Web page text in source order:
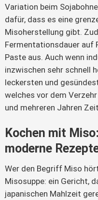
Variation beim
dafür, dass es eine
Misoherstellung gibt.
Fermentationsdauer auf
Paste aus. Auch wenn
inzwischen sehr schnell
leckersten und
welches vor dem
und mehreren Jahren
Kochen mit
moderne
Wer den Begriff Miso
Misosuppe: ein Gericht,
japanischen Mahlzeit